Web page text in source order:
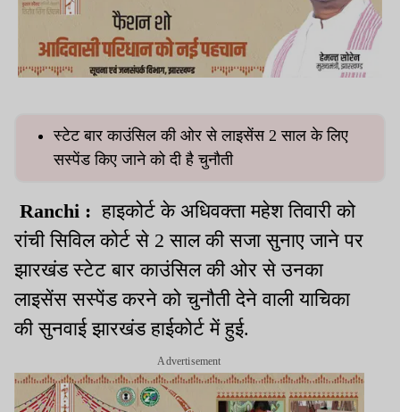
स्टेट बार काउंसिल की ओर से लाइसेंस 2 साल के लिए
सस्पेंड किए जाने को दी है चुनौती
Ranchi :हाइकोर्ट के अधिवक्ता महेश तिवारी को
रांची सिविल कोर्ट से 2 साल की सजा सुनाए जाने पर
झारखंड स्टेट बार काउंसिल की ओर से उनका
लाइसेंस सस्पेंड करने को चुनौती देने वाली याचिका
की सुनवाई झारखंड हाईकोर्ट में हुई.
Advertisement